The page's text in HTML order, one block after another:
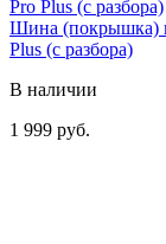
Шина (покрышка)
Plus (с разбора)
В наличии
1 999 руб.